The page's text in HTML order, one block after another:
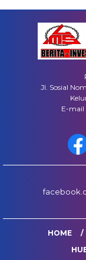
Jl. Sosial
E-
HOME